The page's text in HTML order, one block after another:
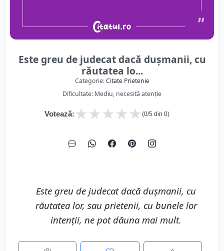
Este greu de judecat dacă dușmanii, cu
răutatea lo...
Categorie:Citate Prietenie
Dificultate: Mediu, necesită atenție
Votează: ★
★
★
★
★ (0/5 din 0)
Este greu de judecat dacă dușmanii, cu
răutatea lor, sau prietenii, cu bunele lor
intenții, ne pot dăuna mai mult.